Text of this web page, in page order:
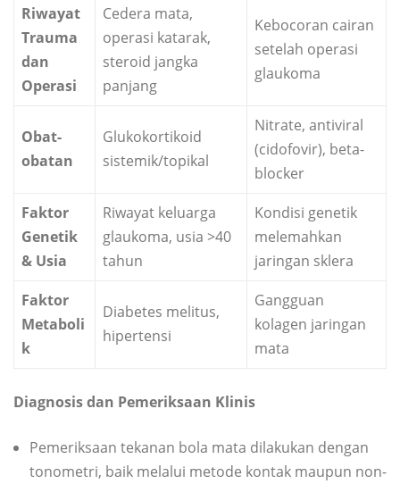
Riwayat
Trauma
dan
Operasi
Cedera mata,
operasi katarak,
steroid jangka
panjang
Kebocoran cairan
setelah operasi
glaukoma
Obat-
obatan
Glukokortikoid
sistemik/topikal
Nitrate, antiviral
(cidofovir), beta-
blocker
Faktor
Genetik
& Usia
Riwayat keluarga
glaukoma, usia >40
tahun
Kondisi genetik
melemahkan
jaringan sklera
Faktor
Metaboli
k
Diabetes melitus,
hipertensi
Gangguan
kolagen jaringan
mata
Diagnosis dan Pemeriksaan Klinis
Pemeriksaan tekanan bola mata dilakukan dengan
tonometri, baik melalui metode kontak maupun non-